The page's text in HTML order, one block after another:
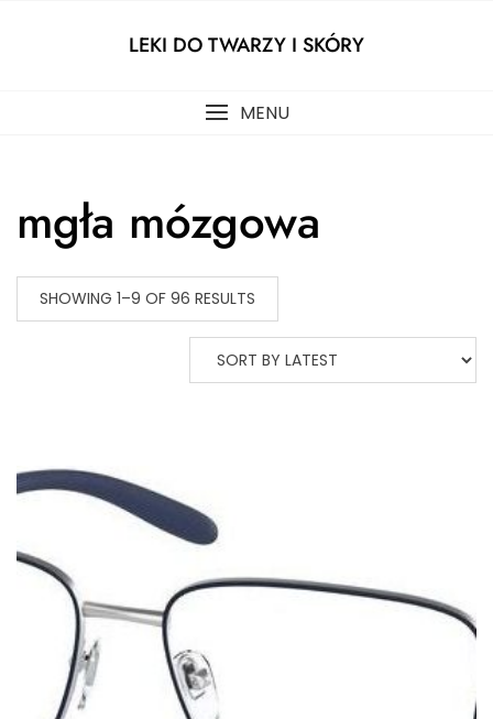
LEKI DO TWARZY I SKÓRY
MENU
mgła mózgowa
SHOWING 1–9 OF 96 RESULTS